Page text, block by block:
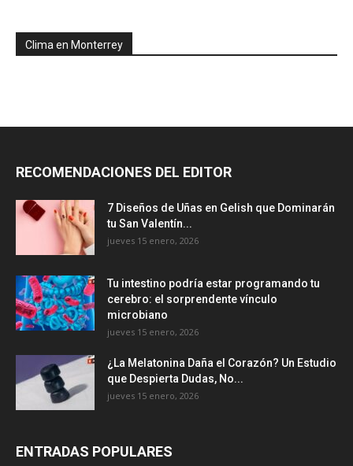
Clima en Monterrey
RECOMENDACIONES DEL EDITOR
7 Diseños de Uñas en Gelish que Dominarán
tu San Valentín...
jueves 15 enero, 2026
Tu intestino podría estar programando tu
cerebro: el sorprendente vínculo
microbiano
jueves 15 enero, 2026
¿La Melatonina Daña el Corazón? Un Estudio
que Despierta Dudas, No...
jueves 15 enero, 2026
ENTRADAS POPULARES